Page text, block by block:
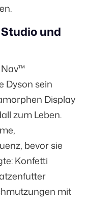
und
Nav™
Dyson sein
Display
zum Leben.
bevor sie
Konfetti
mit